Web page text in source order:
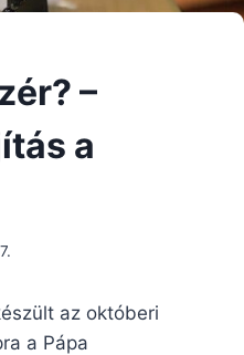
–
a
az októberi
a Pápa